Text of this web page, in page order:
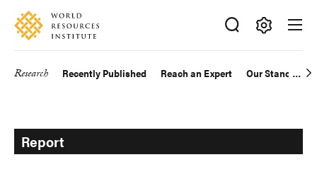
Skip
main
Accessibility
Making
Big
Research Recently Published Reach an Expert Our Standards
Report